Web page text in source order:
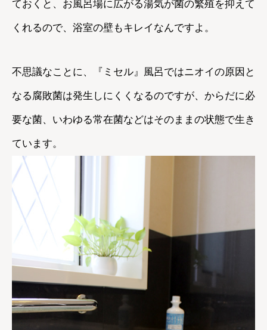
ておくと、お風呂場に広がる湯気が菌の繁殖を抑えて
くれるので、浴室の壁もキレイなんですよ。
不思議なことに、『ミセル』風呂ではニオイの原因と
なる腐敗菌は発生しにくくなるのですが、からだに必
要な菌、いわゆる常在菌などはそのままの状態で生き
ています。